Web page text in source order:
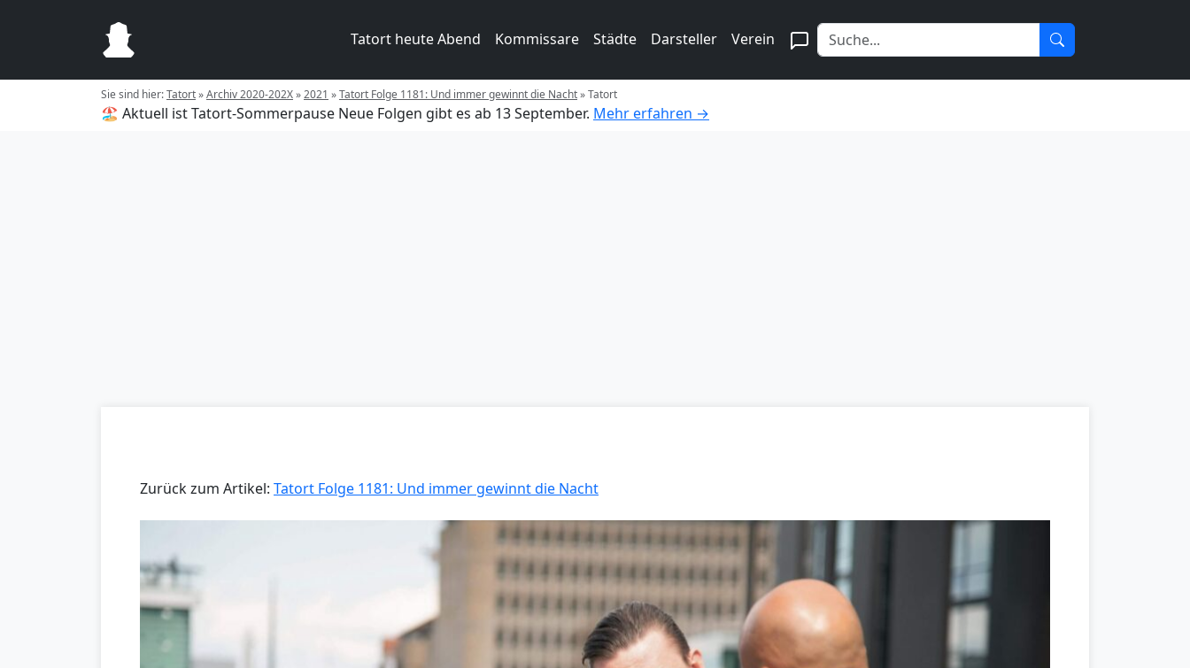
Tatort heute Abend Kommissare Städte Darsteller Verein
Sie sind hier:Tatort»Archiv 2020-202X»2021 »Tatort Folge 1181: Und immer gewinnt die Nacht»Tatort
🏖️ Aktuell ist Tatort-Sommerpause Neue Folgen gibt es ab 13 September. Mehr erfahren →
Zurück zum Artikel: Tatort Folge 1181: Und immer gewinnt die Nacht